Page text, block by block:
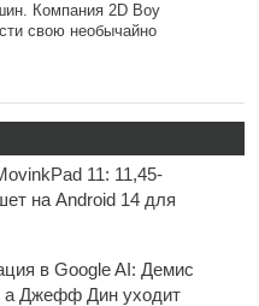
Компания 2D Boy
свою необычайно
11: 11,45-
на Android 14 для
в Google AI: Демис
а Джефф Дин уходит